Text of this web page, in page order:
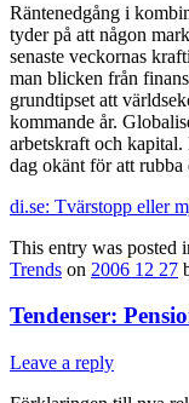
Räntenedgång i
tyder på att någon
senaste veckornas
man blicken från
grundtipset att
kommande år.
arbetskraft och
dag okänt för att rubba
di.se: Tvärstopp eller
This entry was posted
Trends on 2006 12 27
Tendenser:
Leave a reply